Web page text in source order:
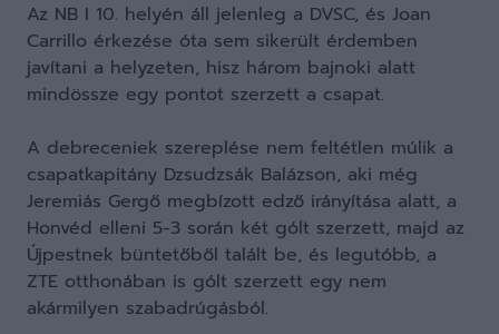
Az NB I 10. helyén áll jelenleg a DVSC, és Joan
Carrillo érkezése óta sem sikerült érdemben
javítani a helyzeten, hisz három bajnoki alatt
mindössze egy pontot szerzett a csapat.
A debreceniek szereplése nem feltétlen múlik a
csapatkapitány Dzsudzsák Balázson, aki még
Jeremiás Gergő megbízott edző irányítása alatt, a
Honvéd elleni 5-3 során két gólt szerzett, majd az
Újpestnek büntetőből talált be, és legutóbb, a
ZTE otthonában is gólt szerzett egy nem
akármilyen szabadrúgásból.